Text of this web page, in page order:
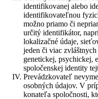
identifikovanej alebo
identifikovateľnou
možno priamo či
určitý identifikátor,
lokalizačné údaje,
jeden či viac
genetickej, psychickej,
spoločenskej identity
Prevádzkovateľ
osobných údajov. V
konateľa spoločnosti,